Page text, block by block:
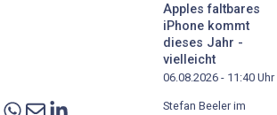
Apples faltbares
iPhone kommt
dieses Jahr -
vielleicht
06.08.2026 - 11:40 Uhr
Stefan Beeler im